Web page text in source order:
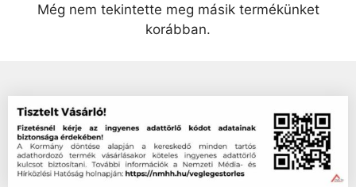
Még nem tekintette meg másik termékünket
korábban.